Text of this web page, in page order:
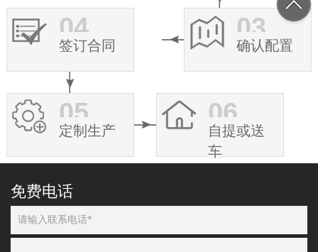
03
确认配置
04
签订合同
05
定制生产
06
自提或送
车
免费电话